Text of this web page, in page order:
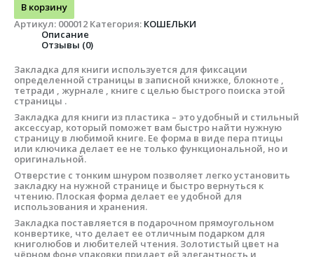
В корзину
Артикул: 000012 Категория: КОШЕЛЬКИ
Описание
Отзывы (0)
Закладка для книги используется для фиксации
определенной страницы в записной книжке, блокноте ,
тетради , журнале , книге с целью быстрого поиска этой
страницы .
Закладка для книги из пластика – это удобный и стильный
аксессуар, который поможет вам быстро найти нужную
страницу в любимой книге. Ее форма в виде пера птицы
или ключика делает ее не только функциональной, но и
оригинальной.
Отверстие с тонким шнуром позволяет легко установить
закладку на нужной странице и быстро вернуться к
чтению. Плоская форма делает ее удобной для
использования и хранения.
Закладка поставляется в подарочном прямоугольном
конвертике, что делает ее отличным подарком для
книголюбов и любителей чтения. Золотистый цвет на